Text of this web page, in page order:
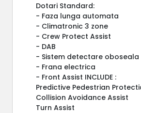
Dotari Standard:
- Faza lunga automata
- Climatronic 3 zone
- Crew Protect Assist
- DAB
- Sistem detectare oboseala
- Frana electrica
- Front Assist INCLUDE :
Predictive Pedestrian
Collision Avoidance Assist
Turn Assist